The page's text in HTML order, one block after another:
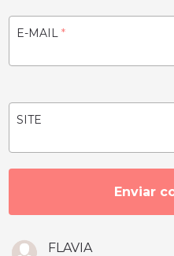
E-MAIL*
SITE
FLAVIA